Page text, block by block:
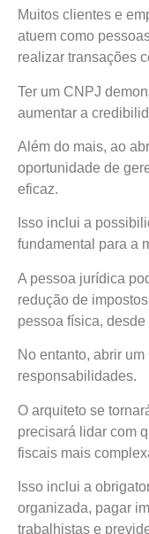
Muitos clientes e
atuem como
realizar transações
Ter um CNPJ
aumentar a
Além do mais, ao
oportunidade de
eficaz.
Isso inclui a
fundamental para a
A pessoa jurídica
redução de
pessoa física,
No entanto, abrir
responsabilidades.
O arquiteto se
precisará lidar com
fiscais mais
Isso inclui a
organizada, pagar
trabalhistas e